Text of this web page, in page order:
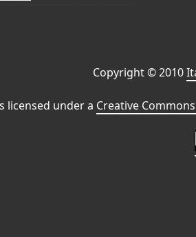
Copyright © 2010
licensed under a Creative